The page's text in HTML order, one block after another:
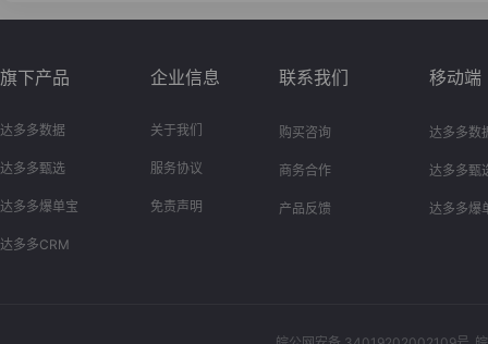
旗下产品
达多多数据
达多多甄选
达多多爆单宝
达多多CRM
企业信息
关于我们
服务协议
免责声明
联系我们
购买咨询
商务合作
产品反馈
移动端
达多多数
达多多甄
达多多爆